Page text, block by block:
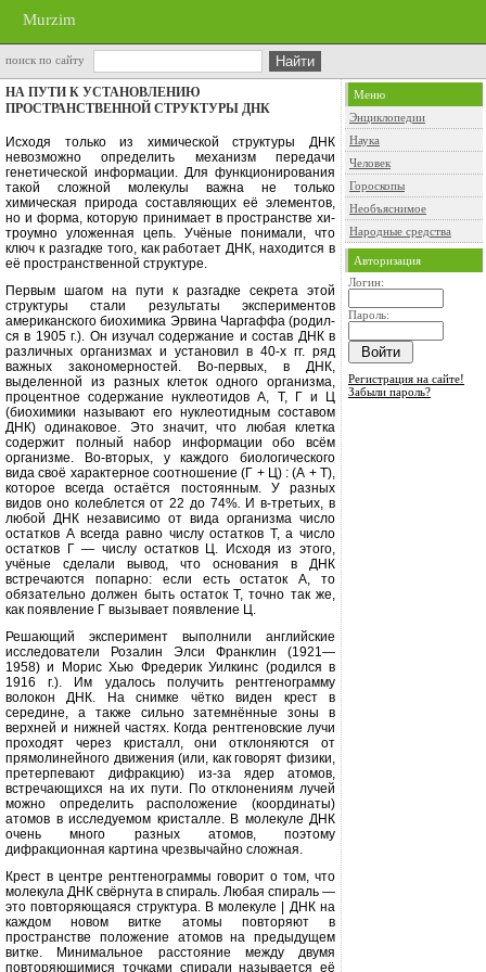
Murzim
поиск по сайту
НА ПУТИ К УСТАНОВЛЕНИЮ
ПРОСТРАНСТВЕННОЙ СТРУКТУРЫ ДНК
Исходя только из химической струк­туры ДНК
невозможно определить механизм передачи
генетической ин­формации. Для функционирования
такой сложной молекулы важна не только
химическая природа состав­ляющих её элементов,
но и форма, ко­торую принимает в пространстве хи­
троумно уложенная цепь. Учёные понимали, что
ключ к разгадке того, как работает ДНК, находится в
её про­странственной структуре.
Первым шагом на пути к разгадке секрета этой
структуры стали резуль­таты экспериментов
американского биохимика Эрвина Чаргаффа (родил­
ся в 1905 г.). Он изучал содержание и состав ДНК в
различных организмах и установил в 40-х гг. ряд
важных закономерностей. Во-первых, в ДНК,
выделенной из разных клеток одного организма,
процентное содержание нуклеотидов А, Т, Г и Ц
(биохимики называют его нуклеотидным составом
ДНК) одинаковое. Это значит, что лю­бая клетка
содержит полный набор информации обо всём
организме. Во-вторых, у каждого биологического
вида своё характерное соотношение (Г + Ц) : (А + Т),
которое всегда оста­ётся постоянным. У разных
видов оно колеблется от 22 до 74%. И в-третьих, в
любой ДНК независимо от вида ор­ганизма число
остатков А всегда рав­но числу остатков Т, а число
остатков Г — числу остатков Ц. Исходя из это­го,
учёные сделали вывод, что основа­ния в ДНК
встречаются попарно: если есть остаток А, то
обязательно должен быть остаток Т, точно так же,
как по­явление Г вызывает появление Ц.
Решающий эксперимент выполни­ли английские
исследователи Розалин Элси Франклин (1921—
1958) и Морис Хью Фредерик Уилкинс (родился в
1916 г.). Им удалось получить рентге­нограмму
волокон ДНК. На снимке чётко виден крест в
середине, а также сильно затемнённые зоны в
верхней и нижней частях. Когда рентгеновские лучи
проходят через кристалл, они от­клоняются от
прямолинейного движе­ния (или, как говорят физики,
претер­певают дифракцию) из-за ядер атомов,
встречающихся на их пути. По откло­нениям лучей
можно определить рас­положение (координаты)
атомов в исследуемом кристалле. В молекуле ДНК
очень много разных атомов, по­этому
дифракционная картина чрез­вычайно сложная.
Крест в центре рентгенограммы го­ворит о том, что
молекула ДНК свёрнута в спираль. Любая спираль —
это повторяющаяся структура. В молекуле | ДНК на
каждом новом витке атомы по­вторяют в
пространстве положение атомов на предыдущем
витке. Мини­мальное расстояние между двумя
повторяющимися точками спирали называется её
Меню
Энциклопедии
Наука
Человек
Гороскопы
Необъяснимое
Народные средства
Авторизация
Логин:
Пароль:
Регистрация на сайте!
Забыли пароль?